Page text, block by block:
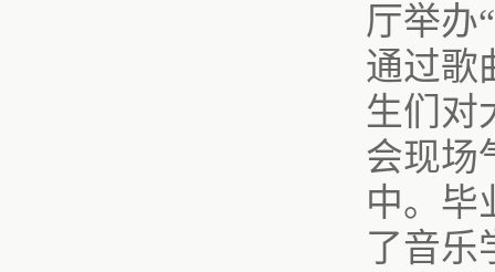
厅举办
通过歌
生们对
会现场
中。毕
了音乐